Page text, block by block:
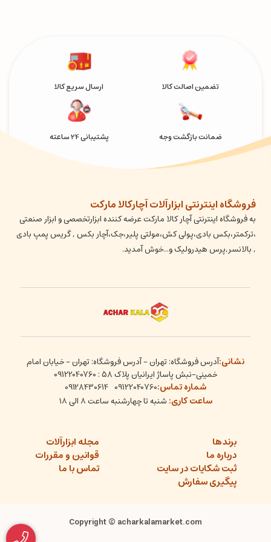
تضمین اصالت کالا ارسال سریع کالا
ضمانت بازگشت وجه پشتیبانی 24 ساعته
فروشگاه اینترنتی ابزارآلات آچارکالا مارکت
به فروشگاه اینترنتی آچار کالا مارکت عرضه کننده ابزارتخصصی و ابزار صنعتی
،ترکمتر،بکس بادی،پولی کش،مولتی پلیر،جک،آچار بکس , گریس پمپ بادی
, بالانسر,پرس هیدرولیک و...خوش آمدید.
نشانی:آدرس فروشگاه: تهران - آدرس فروشگاه: تهران - خیابان امام
خمینی-نبش پاساژ ایرانیان پلاک 58 : 09122040760
شماره تماس:09122040760
09128430614
ساعت کاری: شنبه تا چهارشنبه ساعت ۸ الی ۱۸
برندها
مجله ابزارآلات
درباره ما
قوانین و مقررات
ثبت شکایات در سایت
تماس با ما
پیگیری سفارش
Copyright © acharkalamarket.com